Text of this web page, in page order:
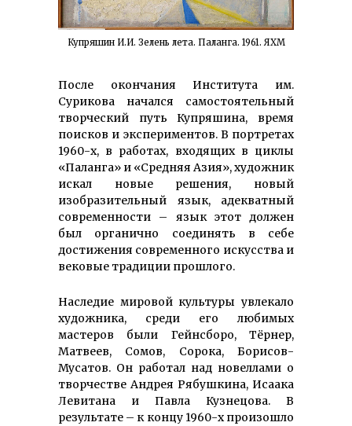
Купряшин И.И. Зелень лета. Паланга. 1961. ЯХМ
После окончания Института им.
Сурикова начался самостоятельный
творческий путь Купряшина, время
поисков и экспериментов. В портретах
1960-х, в работах, входящих в циклы
«Паланга» и «Средняя Азия», художник
искал новые решения, новый
изобразительный язык, адекватный
современности – язык этот должен
был органично соединять в себе
достижения современного искусства и
вековые традиции прошлого.
Наследие мировой культуры увлекало
художника, среди его любимых
мастеров были Гейнсборо, Тёрнер,
Матвеев, Сомов, Сорока, Борисов-
Мусатов. Он работал над новеллами о
творчестве Андрея Рябушкина, Исаака
Левитана и Павла Кузнецова. В
результате – к концу 1960-х произошло